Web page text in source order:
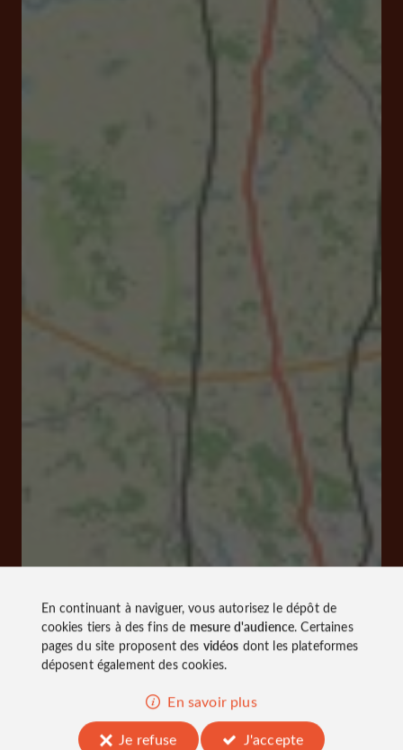
En continuant à naviguer, vous autorisez le dépôt de
cookies tiers à des fins de mesure d'audience. Certaines
pages du site proposent des vidéos dont les plateformes
déposent également des cookies.
En savoir plus
Je refuse
J'accepte